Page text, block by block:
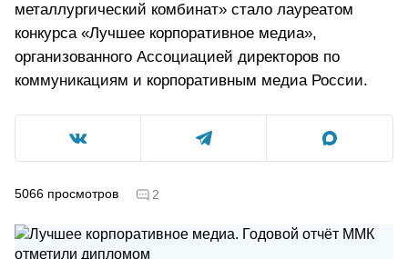
металлургический комбинат» стало лауреатом
конкурса «Лучшее корпоративное медиа»,
организованного Ассоциацией директоров по
коммуникациям и корпоративным медиа России.
5066 просмотров 2